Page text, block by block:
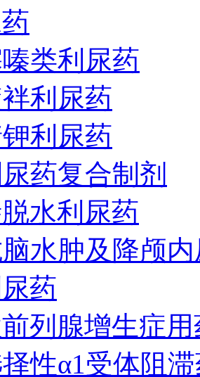
类利尿药
利尿药
利尿药
药复合制剂
水利尿药
水肿及降颅
药
列腺增生症
性α1受体阻